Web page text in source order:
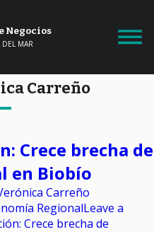
Negocios
DEL MAR
Carreño
Crece brecha de
en Biobío
Carreño
RegionalLeave a
Crece brecha de